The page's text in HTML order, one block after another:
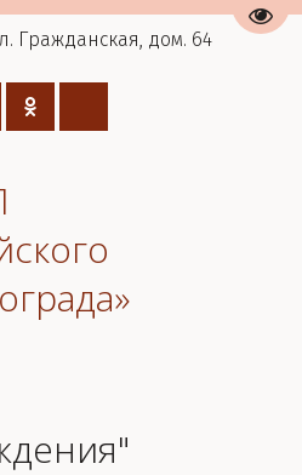
Гражданская, дом. 64